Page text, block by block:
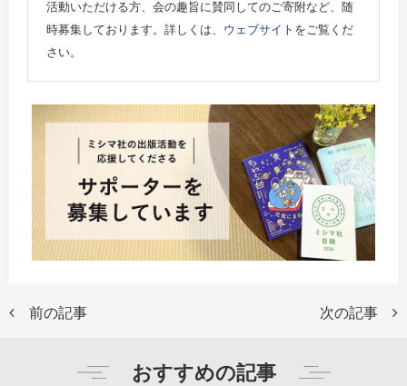
活動いただける方、会の趣旨に賛同してのご寄附など、随
時募集しております。詳しくは、 ウェブサイト をご覧くだ
さい。
前の記事 次の記事
おすすめの記事